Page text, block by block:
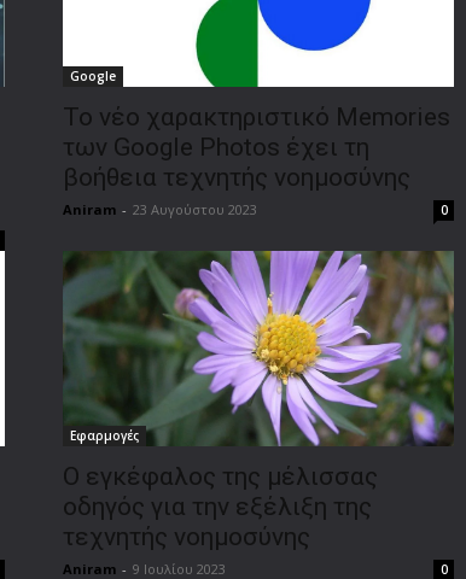
Google
Το νέο χαρακτηριστικό Memories
των Google Photos έχει τη
βοήθεια τεχνητής νοημοσύνης
Aniram - 23 Αυγούστου 2023 0
Εφαρμογές
Ο εγκέφαλος της μέλισσας
οδηγός για την εξέλιξη της
τεχνητής νοημοσύνης
Aniram - 9 Ιουλίου 2023 0